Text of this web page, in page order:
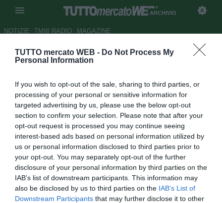
TUTTO mercato WEB - Do Not Process My
Personal Information
If you wish to opt-out of the sale, sharing to third parties, or
processing of your personal or sensitive information for
targeted advertising by us, please use the below opt-out
section to confirm your selection. Please note that after your
opt-out request is processed you may continue seeing
interest-based ads based on personal information utilized by
us or personal information disclosed to third parties prior to
your opt-out. You may separately opt-out of the further
disclosure of your personal information by third parties on the
IAB’s list of downstream participants. This information may
also be disclosed by us to third parties on the IAB’s List of
Downstream Participants that may further disclose it to other
ARCHIVIO
NOTIZIE TMW RADIO MAGAZINE
Ferguson: "Non è detto che
Autore Alfonso Alfano
05.05.2009 21:21
vedi letture
La telenovela Tevez appare lontana dalla parola fine.